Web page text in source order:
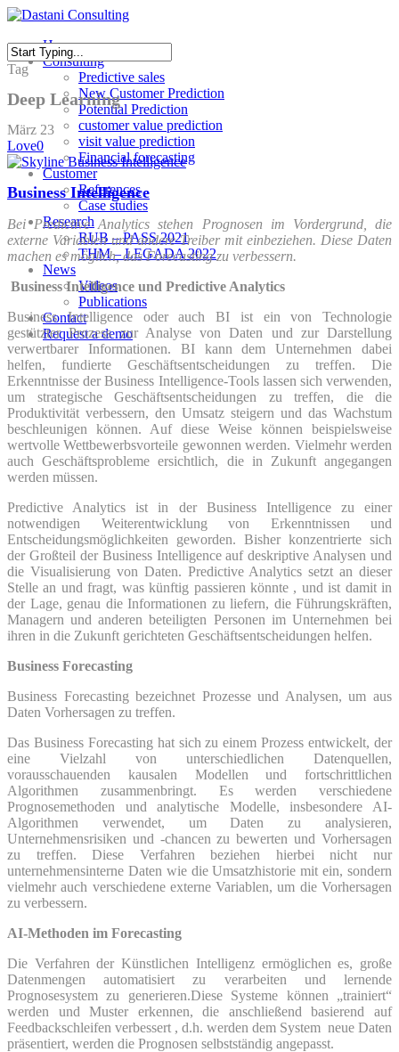
Skip
main
content
Menu Home
Consulting
Predictive sales
New Customer Prediction
Potential Prediction
customer value prediction
visit value prediction
Financial forecasting
Customer
References
Case studies
Research
RUB – PASS 2021
THM – LEGADA 2022
News
Videos
Publications
Contact
Request a demo
Close
Tag
Deep Learning
März 23
Love0
Business Intelligence
Bei Predictive Analytics stehen Prognosen im Vordergrund, die
externe Variablen und andere Treiber mit einbeziehen. Diese Daten
machen es möglich, das Forecasting zu verbessern.
Business Intelligence und Predictive Analytics
Business Intelligence oder auch BI ist ein von Technologie
gestützter Prozess zur Analyse von Daten und zur Darstellung
verwertbarer Informationen. BI kann dem Unternehmen dabei
helfen, fundierte Geschäftsentscheidungen zu treffen. Die
Erkenntnisse der Business Intelligence-Tools lassen sich verwenden,
um strategische Geschäftsentscheidungen zu treffen, die die
Produktivität verbessern, den Umsatz steigern und das Wachstum
beschleunigen können. Auf diese Weise können beispielsweise
wertvolle Wettbewerbsvorteile gewonnen werden. Vielmehr werden
auch Geschäftsprobleme ersichtlich, die in Zukunft angegangen
werden müssen.
Predictive Analytics ist in der Business Intelligence zu einer
notwendigen Weiterentwicklung von Erkenntnissen und
Entscheidungsmöglichkeiten geworden. Bisher konzentrierte sich
der Großteil der Business Intelligence auf deskriptive Analysen und
die Visualisierung von Daten. Predictive Analytics setzt an dieser
Stelle an und fragt, was künftig passieren könnte , und ist damit in
der Lage, genau die Informationen zu liefern, die Führungskräften,
Managern und anderen beteiligten Personen im Unternehmen bei
ihren in die Zukunft gerichteten Geschäftsentscheidungen helfen.
Business Forecasting
Business Forecasting bezeichnet Prozesse und Analysen, um aus
Daten Vorhersagen zu treffen.
Das Business Forecasting hat sich zu einem Prozess entwickelt, der
eine Vielzahl von unterschiedlichen Datenquellen,
vorausschauenden kausalen Modellen und fortschrittlichen
Algorithmen zusammenbringt. Es werden verschiedene
Prognosemethoden und analytische Modelle, insbesondere AI-
Algorithmen verwendet, um Daten zu analysieren,
Unternehmensrisiken und -chancen zu bewerten und Vorhersagen
zu treffen. Diese Verfahren beziehen hierbei nicht nur
unternehmensinterne Daten wie die Umsatzhistorie mit ein, sondern
vielmehr auch verschiedene externe Variablen, um die Vorhersagen
zu verbessern.
AI-Methoden im Forecasting
Die Verfahren der Künstlichen Intelligenz ermöglichen es, große
Datenmengen automatisiert zu verarbeiten und lernende
Prognosesystem zu generieren.Diese Systeme können „trainiert“
werden und Muster erkennen, die anschließend basierend auf
Feedbackschleifen verbessert , d.h. werden dem System neue Daten
präsentiert, werden die Prognosen selbstständig angepasst.